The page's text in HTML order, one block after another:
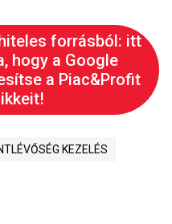
forrásból: itt
hogy a Google
a Piac&Profit
KEZELÉS